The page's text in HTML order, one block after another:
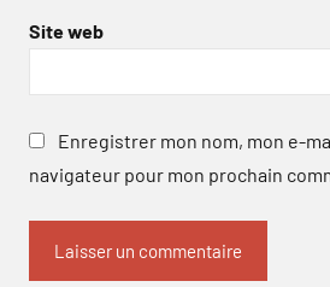
Site web
Enregistrer mon nom, mon e-
navigateur pour mon prochain